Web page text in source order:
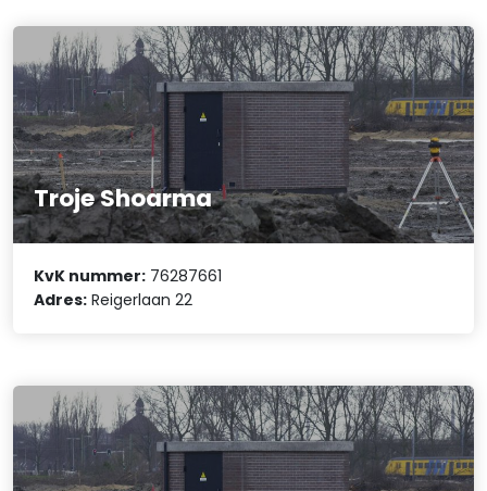
Troje Shoarma
KvK nummer: 76287661
Adres: Reigerlaan 22